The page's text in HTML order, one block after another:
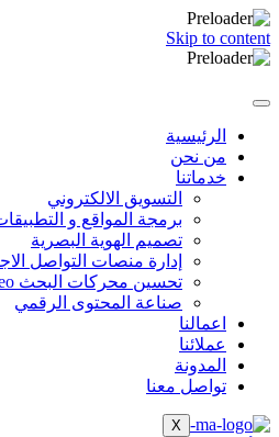
Skip to content
الرئيسية
من نحن
خدماتنا
التسويق الالكتروني
برمجة المواقع و
تصميم الهوية البصرية
إدارة منصات التواصل
تحسين محركات البحث Seo
صناعة المحتوى الرقمي
اعمالنا
عملائنا
المدونة
تواصل معنا
X